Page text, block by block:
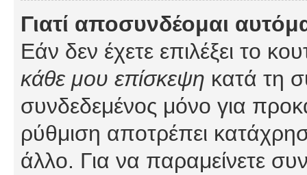
Γιατί αποσυνδέομαι
Εάν δεν έχετε επιλέξει το
κάθε μου επίσκεψη κατά τη
συνδεδεμένος μόνο για
ρύθμιση αποτρέπει
άλλο. Για να παραμείνετε